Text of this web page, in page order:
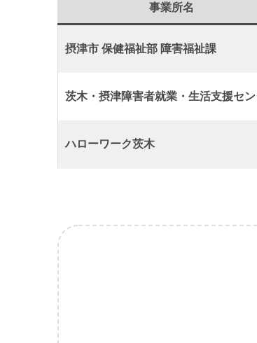
事業所名
摂津市 保健福祉部 障害福祉課
茨木・摂津障害者就業・生活支援セ
ハローワーク茨木